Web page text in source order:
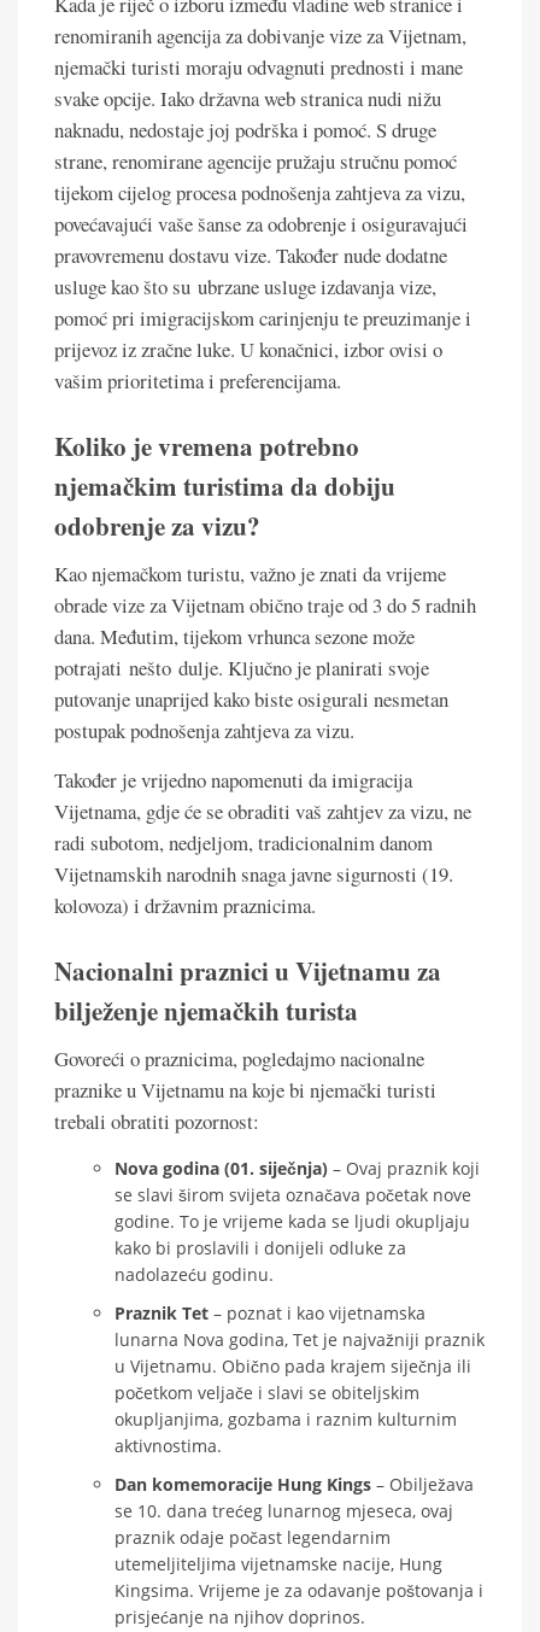
renomiranih agencija za dobivanje vize za Vijetnam,
njemački turisti moraju odvagnuti prednosti i mane
svake opcije. Iako državna web stranica nudi nižu
naknadu, nedostaje joj podrška i pomoć. S druge
strane, renomirane agencije pružaju stručnu pomoć
tijekom cijelog procesa podnošenja zahtjeva za vizu,
povećavajući vaše šanse za odobrenje i osiguravajući
pravovremenu dostavu vize. Također nude dodatne
usluge kao što su ubrzane usluge izdavanja vize,
pomoć pri imigracijskom carinjenju te preuzimanje i
prijevoz iz zračne luke. U konačnici, izbor ovisi o
vašim prioritetima i preferencijama.
Koliko je vremena potrebno
njemačkim turistima da dobiju
odobrenje za vizu?
Kao njemačkom turistu, važno je znati da vrijeme
obrade vize za Vijetnam obično traje od 3 do 5 radnih
dana. Međutim, tijekom vrhunca sezone može
potrajati nešto dulje. Ključno je planirati svoje
putovanje unaprijed kako biste osigurali nesmetan
postupak podnošenja zahtjeva za vizu.
Također je vrijedno napomenuti da imigracija
Vijetnama, gdje će se obraditi vaš zahtjev za vizu, ne
radi subotom, nedjeljom, tradicionalnim danom
Vijetnamskih narodnih snaga javne sigurnosti (19.
kolovoza) i državnim praznicima.
Nacionalni praznici u Vijetnamu za
bilježenje njemačkih turista
Govoreći o praznicima, pogledajmo nacionalne
praznike u Vijetnamu na koje bi njemački turisti
trebali obratiti pozornost:
Nova godina (01. siječnja) – Ovaj praznik koji
se slavi širom svijeta označava početak nove
godine. To je vrijeme kada se ljudi okupljaju
kako bi proslavili i donijeli odluke za
nadolazeću godinu.
Praznik Tet – poznat i kao vijetnamska
lunarna Nova godina, Tet je najvažniji praznik
u Vijetnamu. Obično pada krajem siječnja ili
početkom veljače i slavi se obiteljskim
okupljanjima, gozbama i raznim kulturnim
aktivnostima.
Dan komemoracije Hung Kings – Obilježava
se 10. dana trećeg lunarnog mjeseca, ovaj
praznik odaje počast legendarnim
utemeljiteljima vijetnamske nacije, Hung
Kingsima. Vrijeme je za odavanje poštovanja i
prisjećanje na njihov doprinos.